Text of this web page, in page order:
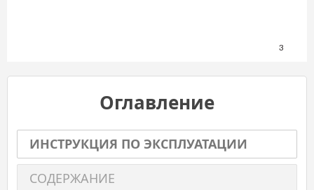
3
Оглавление
ИНСТРУКЦИЯ ПО ЭКСПЛУАТАЦИИ
СОДЕРЖАНИЕ